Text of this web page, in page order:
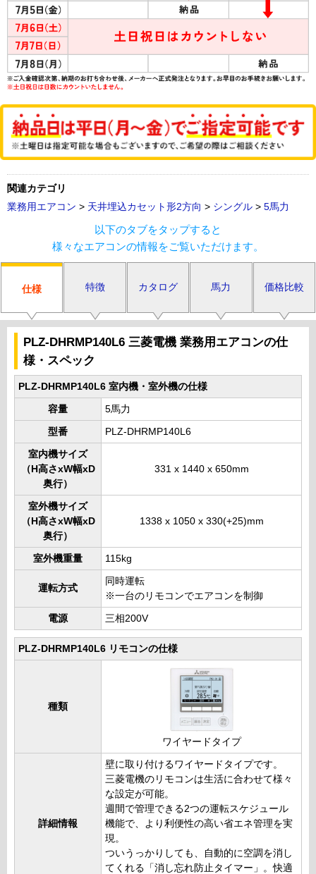
関連カテゴリ
業務用エアコン > 天井埋込カセット形2方向 > シングル > 5馬力
以下のタブをタップすると
様々なエアコンの情報をご覧いただけます。
仕様 特徴 カタログ 馬力 価格比較
PLZ-DHRMP140L6 三菱電機 業務用エアコンの仕
様・スペック
PLZ-DHRMP140L6 室内機・室外機の仕様
容量 5馬力
型番 PLZ-DHRMP140L6
室内機サイズ
（H高さxW幅xD
奥行）
331 x 1440 x 650mm
室外機サイズ
（H高さxW幅xD
奥行）
1338 x 1050 x 330(+25)mm
室外機重量 115kg
運転方式
同時運転
※一台のリモコンでエアコンを制御
電源 三相200V
PLZ-DHRMP140L6 リモコンの仕様
種類
ワイヤードタイプ
詳細情報
壁に取り付けるワイヤードタイプです。
三菱電機のリモコンは生活に合わせて様々
な設定が可能。
週間で管理できる2つの運転スケジュール
機能で、より利便性の高い省エネ管理を実
現。
ついうっかりしても、自動的に空調を消し
てくれる「消し忘れ防止タイマー」。快適